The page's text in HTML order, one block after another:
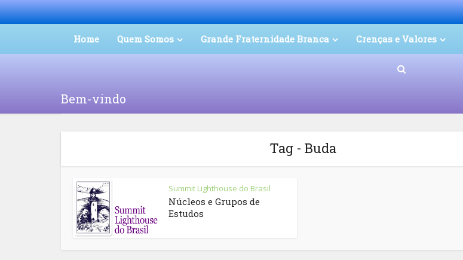
Home Quem Somos Grande Fraternidade Branca Crenças e Valores
Bem-vindo
Tag - Buda
Summit Lighthouse do Brasil
Núcleos e Grupos de
Estudos